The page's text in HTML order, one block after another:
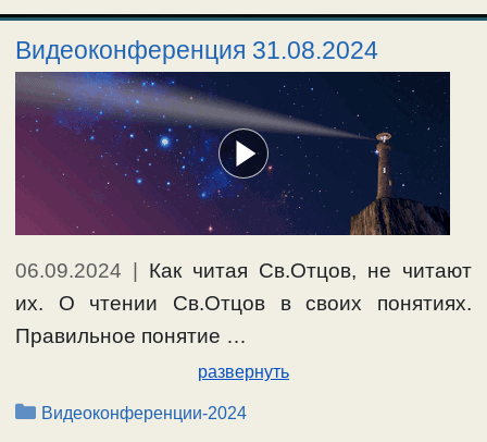
Видеоконференция 31.08.2024
06.09.2024
Как читая Св.Отцов, не читают
их. О чтении Св.Отцов в своих понятиях.
Правильное понятие …
развернуть
Рубрики
Видеоконференции-2024